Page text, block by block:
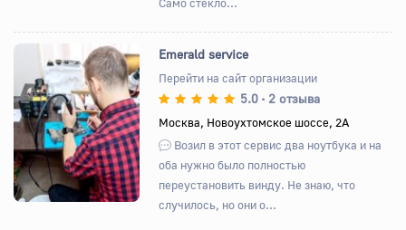
Назад Вперед
Emerald service
Перейти на сайт организации
5.0 • 2 отзыва
Москва, Новоухтомское шоссе, 2А
Возил в этот сервис два ноутбука и на
оба нужно было полностью
переустановить винду. Не знаю, что
случилось, но они о...